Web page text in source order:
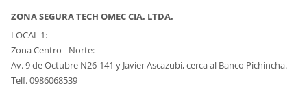
ZONA SEGURA TECH OMEC CIA. LTDA.
LOCAL 1:
Zona Centro - Norte:
Av. 9 de Octubre N26-141 y Javier Ascazubi, cerca al Banco Pichincha.
Telf. 0986068539